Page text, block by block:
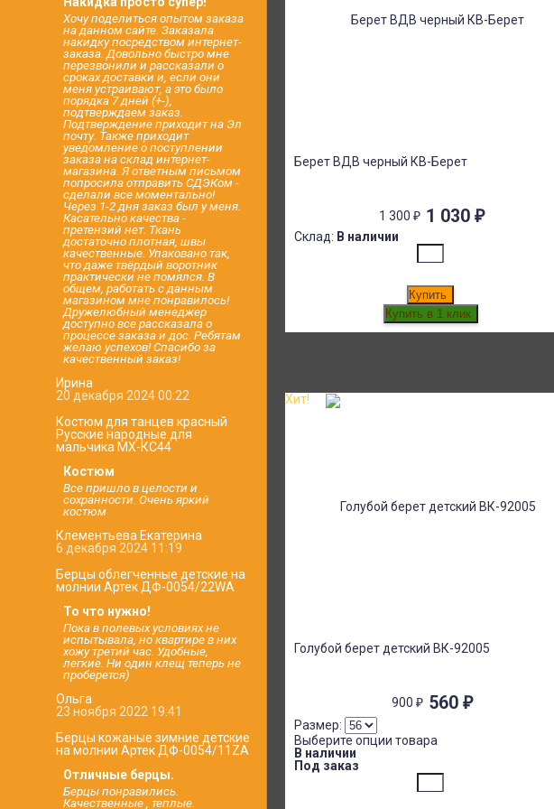
Хочу поделиться опытом заказа
на данном сайте. Заказала
накидку посредством интернет-
заказа. Довольно быстро мне
перезвонили и рассказали о
сроках доставки и, если они
меня устраивают, а это было
порядка 7 дней (+-),
подтверждаем заказ.
Подтверждение приходит на Эл
почту. Также приходит
уведомление о поступлении
заказа на склад интернет-
магазина. Я ответным письмом
попросила отправить СДЭКом -
сделали все моментально!
Через 1-2 дня заказ был у меня.
Касательно качества -
претензий нет. Ткань
достаточно плотная, швы
качественные. Упаковано так,
что даже твёрдый воротник
практически не помялся. В
общем, работать с данным
магазином мне понравилось!
Дружелюбный менеджер
доступно все рассказала о
процессе заказа и дос. Ребятам
желаю успехов! Спасибо за
качественный заказ!
Ирина
20 декабря 2024 00:22
Костюм для танцев красный
Русские народные для
мальчика МХ-КС44
Костюм
Все пришло в целости и
сохранности. Очень яркий
костюм
Клементьева Екатерина
6 декабря 2024 11:19
Берцы облегченные детские на
молнии Артек ДФ-0054/22WA
То что нужно!
Пока в полевых условиях не
испытывала, но квартире в них
хожу третий час. Удобные,
легкие. Ни один клещ теперь не
проберется)
Ольга
23 ноября 2022 19:41
Берцы кожаные зимние детские
на молнии Артек ДФ-0054/11ZA
Отличные берцы.
Берцы понравились.
Качественные , теплые.
Берет ВДВ черный КВ-Берет
1 300₽ 1 030₽
Склад: В наличии
Купить
Голубой берет детский ВК-92005
900 ₽ 560 ₽
Размер:
Выберите опции товара
В наличии
Под заказ
Хит!